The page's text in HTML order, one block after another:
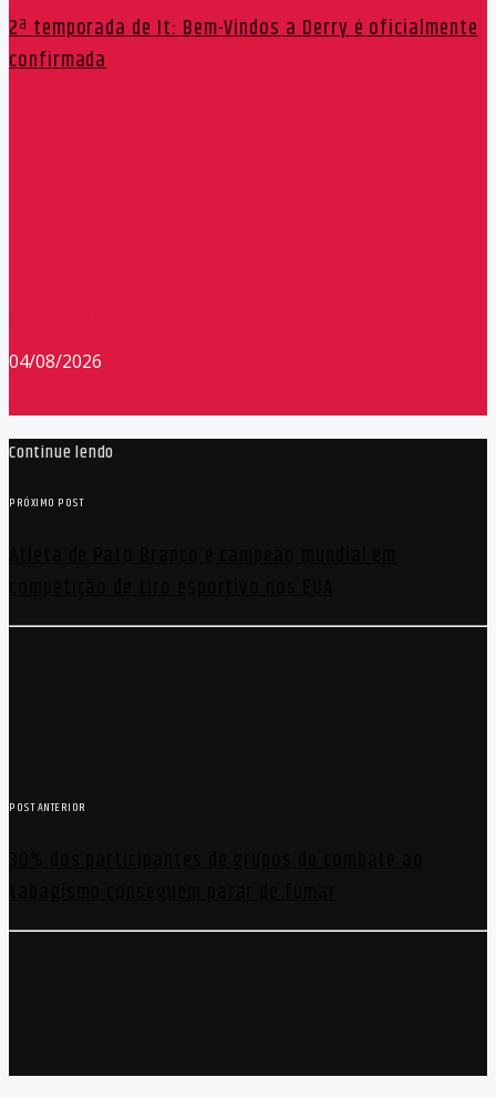
2ª temporada de It: Bem-Vindos a Derry é oficialmente
confirmada
04/08/2026
Continue lendo
PRÓXIMO POST
POST ANTERIOR